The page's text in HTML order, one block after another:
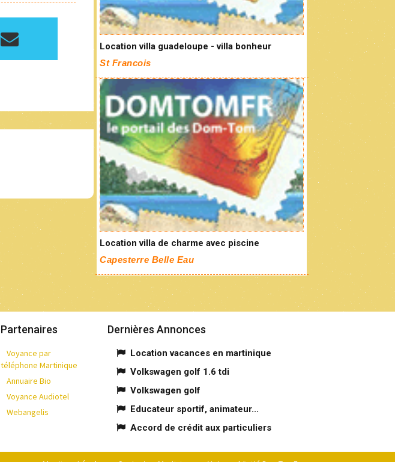
Location villa guadeloupe - villa bonheur
St Francois
Location villa de charme avec piscine
Capesterre Belle Eau
Partenaires
Voyance par
téléphone Martinique
Annuaire Bio
Voyance Audiotel
Webangelis
Dernières Annonces
Location vacances en martinique
Volkswagen golf 1.6 tdi
Volkswagen golf
Educateur sportif, animateur...
Accord de crédit aux particuliers